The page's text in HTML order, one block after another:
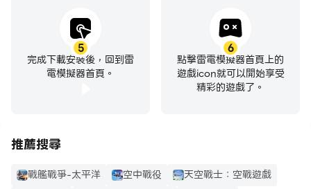
5
完成下載安裝後，回到雷
電模擬器首頁。
6
點擊雷電模擬器首頁上的
遊戲icon就可以開始享受
精彩的遊戲了。
推薦搜尋
戰艦戰爭-太平洋 空中戰役
天空戰士：空戰遊戲